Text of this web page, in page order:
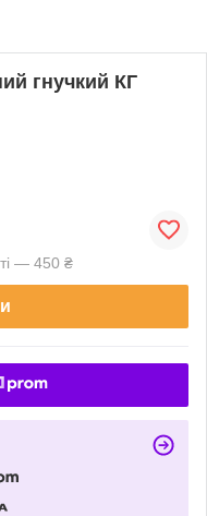
гнучкий КГ
— 450 ₴